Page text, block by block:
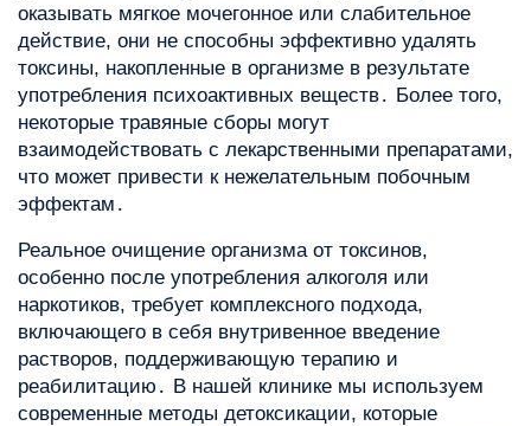
оказывать мягкое мочегонное или слабительное
действие, они не способны эффективно удалять
токсины, накопленные в организме в результате
употребления психоактивных веществ․ Более того,
некоторые травяные сборы могут
взаимодействовать с лекарственными препаратами,
что может привести к нежелательным побочным
эффектам․
Реальное очищение организма от токсинов,
особенно после употребления алкоголя или
наркотиков, требует комплексного подхода,
включающего в себя внутривенное введение
растворов, поддерживающую терапию и
реабилитацию․ В нашей клинике мы используем
современные методы детоксикации, которые